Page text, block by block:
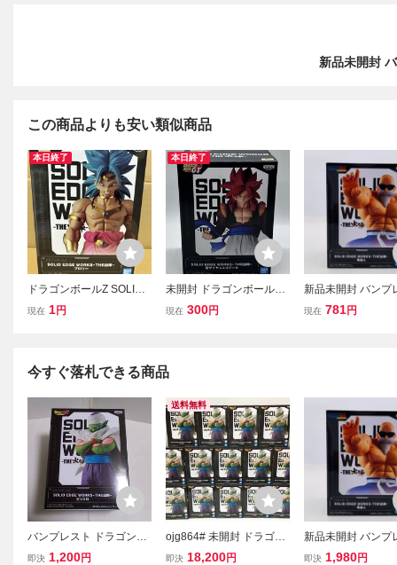
新品未開封
この商品よりも安い類似商品
本日終了
ドラゴンボールZ SOLID
EDGE WORKS-THE出陣-
現在 1円
本日終了
未開封 ドラゴンボールGT
SOLID EDGE WORKS -T
明
現在 300円
新品未開封 バンプ
SOLID EDGE
現在 781円
今すぐ落札できる商品
バンプレスト ドラゴンボ
ールZ SOLID EDGE WOR
即決 1,200円
送料無料
ojg864# 未開封 ドラゴン
ボール SOLID EDGE WO
即決 18,200円
新品未開封 バンプ
SOLID EDGE
即決 1,980円